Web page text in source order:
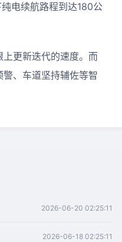
电续航路程到达180公
更新迭代的速度。而
、车道坚持辅佐等智
2026-06-20 02:25:11
2026-06-18 02:25:11